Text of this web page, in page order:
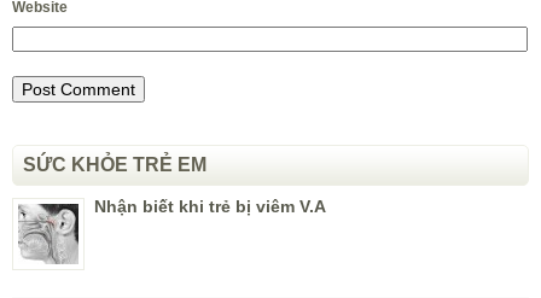
Website
SỨC KHỎE TRẺ EM
Nhận biết khi trẻ bị viêm V.A